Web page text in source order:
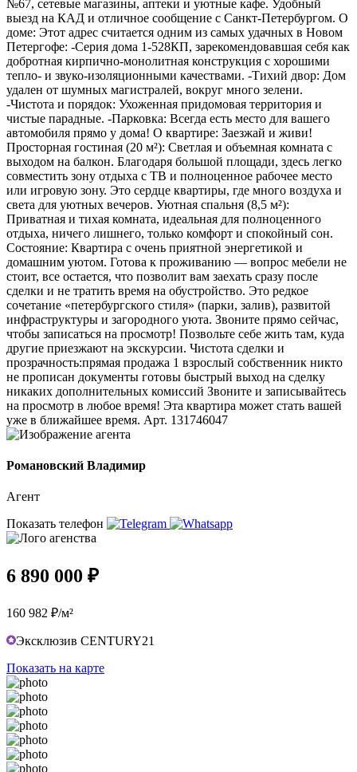
№67, сетевые магазины, аптеки и уютные кафе. Удобный
выезд на КАД и отличное сообщение с Санкт-Петербургом. О
доме: Этот адрес считается одним из самых удачных в Новом
Петергофе: -Серия дома 1-528КП, зарекомендовавшая себя как
добротная кирпично-монолитная конструкция с хорошими
тепло- и звуко-изоляционными качествами. -Тихий двор: Дом
удален от шумных магистралей, вокруг много зелени.
-Чистота и порядок: Ухоженная придомовая территория и
чистые парадные. -Парковка: Всегда есть место для вашего
автомобиля прямо у дома! О квартире: Заезжай и живи!
Просторная гостиная (20 м²): Светлая и объемная комната с
выходом на балкон. Благодаря большой площади, здесь легко
совместить зону отдыха с ТВ и полноценное рабочее место
или игровую зону. Это сердце квартиры, где много воздуха и
света для уютных вечеров. Уютная спальня (8,5 м²):
Приватная и тихая комната, идеальная для полноценного
отдыха, ничего лишнего, только комфорт и спокойный сон.
Состояние: Квартира с очень приятной энергетикой и
домашним уютом. Готова к проживанию — вопрос мебели не
стоит, все остается, что позволит вам заехать сразу после
сделки и не тратить время на обустройство. Это редкое
сочетание «петербургского стиля» (парки, залив), развитой
инфраструктуры и загородного уюта. Звоните прямо сейчас,
чтобы записаться на просмотр! Позвольте себе жить там, куда
другие приезжают на экскурсии. Чистота сделки и
прозрачность:прямая продажа 1 взрослый собственник никто
не прописан документы готовы быстрый выход на сделку
никаких дополнительных комиссий Звоните и записывайтесь
на просмотр в любое время! Эта квартира может стать вашей
уже в ближайшее время. Арт. 131746047
Романовский Владимир
Агент
Показать телефон
6 890 000 ₽
160 982 ₽/м²
Эксклюзив CENTURY21
Показать на карте